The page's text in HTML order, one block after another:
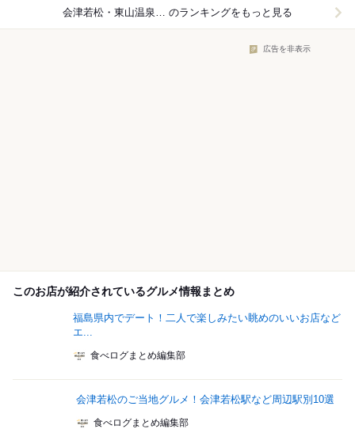
会津若松・東山温泉×和食 のランキングをもっと見る
広告を非表示
このお店が紹介されているグルメ情報まとめ
福島県内でデート！二人で楽しみたい眺めのいいお店など
エ...
食べログまとめ編集部
会津若松のご当地グルメ！会津若松駅など周辺駅別10選
食べログまとめ編集部